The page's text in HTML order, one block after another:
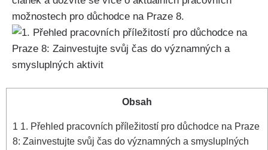
možnostech pro důchodce na Praze 8.
Obsah
1 1. Přehled pracovních příležitostí pro důchodce na Praze
8: Zainvestujte svůj čas do významných a smysluplných